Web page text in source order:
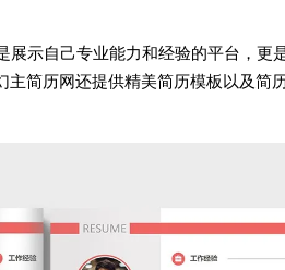
展示自己专业能力和经验的平台，更
简历网还提供精美简历模板以及简